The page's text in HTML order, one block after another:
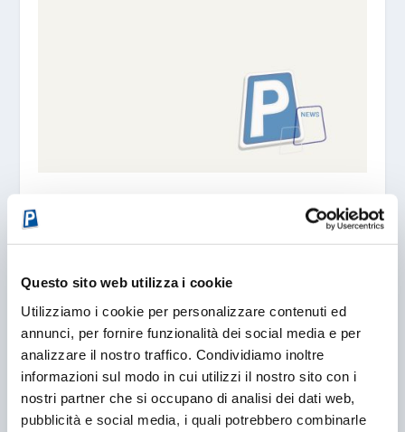
Questo sito web utilizza i cookie
Utilizziamo i cookie per personalizzare contenuti ed
annunci, per fornire funzionalità dei social media e per
analizzare il nostro traffico. Condividiamo inoltre
informazioni sul modo in cui utilizzi il nostro sito con i
nostri partner che si occupano di analisi dei dati web,
pubblicità e social media, i quali potrebbero combinarle